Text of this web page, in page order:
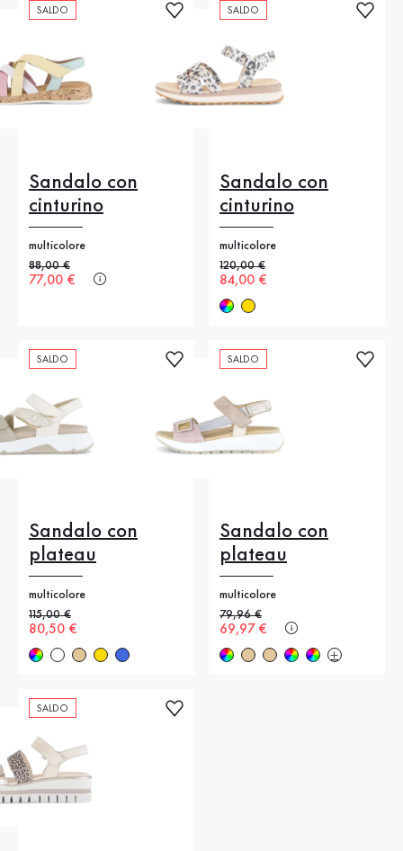
SALDO
Sandalo con
cinturino
multicolore
Prezzo precedente
88,00 €
Nuovo prezzo
77,00 €
SALDO
Sandalo con
cinturino
multicolore
Prezzo precedente
120,00 €
Nuovo prezzo
84,00 €
SALDO
Sandalo con
plateau
multicolore
Prezzo precedente
115,00 €
Nuovo prezzo
80,50 €
SALDO
Sandalo con
plateau
multicolore
Prezzo precedente
79,96 €
Nuovo prezzo
69,97 €
SALDO